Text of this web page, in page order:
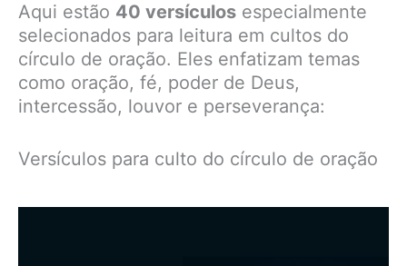
Aqui estão 40 versículos especialmente
selecionados para leitura em cultos do
círculo de oração. Eles enfatizam temas
como oração, fé, poder de Deus,
intercessão, louvor e perseverança:
Versículos para culto do círculo de oração